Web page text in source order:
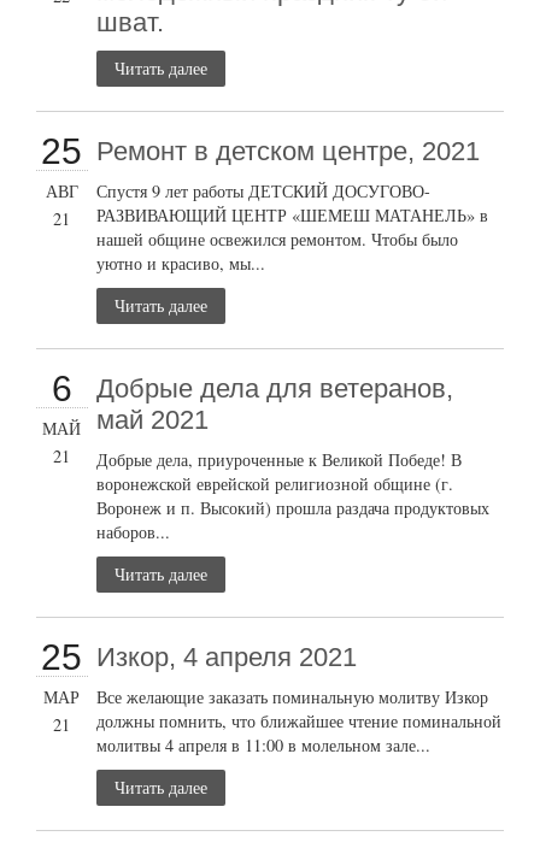
шват.
Читать далее
25
АВГ
21
Ремонт в детском центре, 2021
Спустя 9 лет работы ДЕТСКИЙ ДОСУГОВО-
РАЗВИВАЮЩИЙ ЦЕНТР «ШЕМЕШ МАТАНЕЛЬ» в
нашей общине освежился ремонтом. Чтобы было
уютно и красиво, мы...
Читать далее
6
МАЙ
21
Добрые дела для ветеранов,
май 2021
Добрые дела, приуроченные к Великой Победе! В
воронежской еврейской религиозной общине (г.
Воронеж и п. Высокий) прошла раздача продуктовых
наборов...
Читать далее
25
МАР
21
Изкор, 4 апреля 2021
Все желающие заказать поминальную молитву Изкор
должны помнить, что ближайшее чтение поминальной
молитвы 4 апреля в 11:00 в молельном зале...
Читать далее